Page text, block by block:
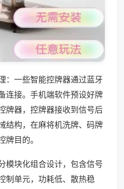
：一些智能控牌器通过蓝牙
连接。手机端软件预设好牌
牌器，控牌器接收到信号后
结构，在麻将机洗牌、码牌
牌目的。
模块化组合设计，包含信号
制单元，功耗低、散热稳